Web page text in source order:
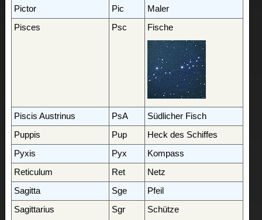
Pictor
Pic
Maler
Pisces
Psc Fische
Piscis Austrinus PsA
Südlicher Fisch
Puppis
Pup
Heck des Schiffes
Pyxis
Pyx
Kompass
Reticulum
Ret
Netz
Sagitta
Sge
Pfeil
Sagittarius
Sgr Schütze